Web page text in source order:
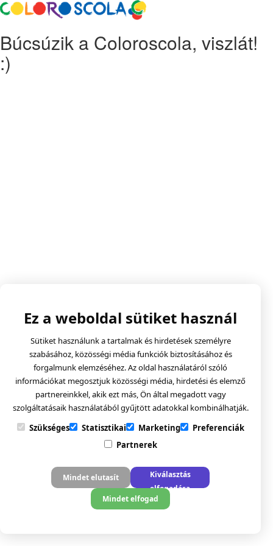
Búcsúzik a Coloroscola, viszlát!
:)
Ez a weboldal sütiket használ
Sütiket használunk a tartalmak és hirdetések személyre
szabásához, közösségi média funkciók biztosításához és
forgalmunk elemzéséhez. Az oldal használatáról szóló
információkat megosztjuk közösségi média, hirdetési és elemző
partnereinkkel, akik ezt más, Ön által megadott vagy
szolgáltatásaik használatából gyűjtött adatokkal kombinálhatják.
Szükséges
Statisztikai Marketing
Preferenciák
Partnerek
Mindet elutasít
Kiválasztás
elfogadása
Mindet elfogad